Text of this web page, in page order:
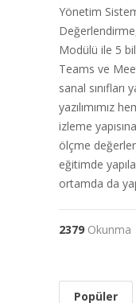
Yönetim
Modülü ile 5
Teams ve
sanal sınıfları
yazılımımız
izleme
ölçme
eğitimde
ortamda da
2379 Okunma
Popüler